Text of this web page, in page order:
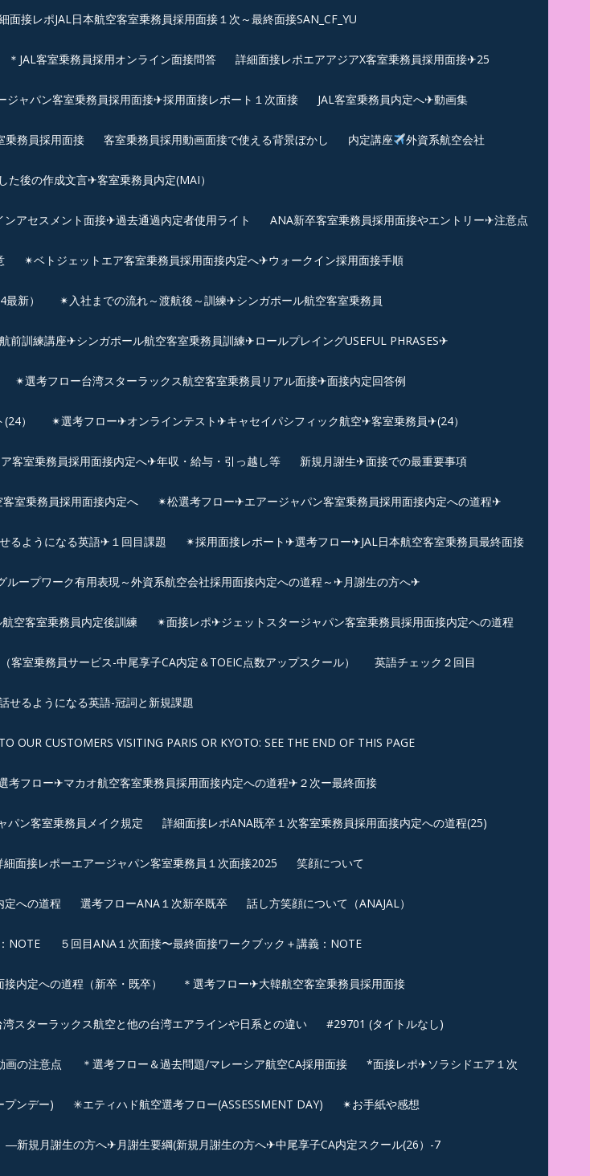
面接レポJAL日本航空客室乗務員採用面接１次～最終面接SAN_CF_YU
＊JAL客室乗務員採用オンライン面接問答 詳細面接レポエアアジアX客室乗務員採用面接✈25
ジャパン客室乗務員採用面接✈採用面接レポート１次面接 JAL客室乗務員内定へ✈動画集
乗務員採用面接 客室乗務員採用動画面接で使える背景ぼかし 内定講座 外資系航空会社
た後の作成文言✈客室乗務員内定(MAI）
アセスメント面接✈︎過去通過内定者使用ライト ANA新卒客室乗務員採用面接やエントリー✈注意点
✴︎ベトジェットエア客室乗務員採用面接内定へ✈︎ウォークイン採用面接手順
新） ✴︎入社までの流れ～渡航後～訓練✈シンガポール航空客室乗務員
前訓練講座✈シンガポール航空客室乗務員訓練✈ロールプレイングUSEFUL PHRASES✈
✴︎選考フロー台湾スターラックス航空客室乗務員リアル面接✈︎面接内定回答例
） ✴︎選考フロー✈オンラインテスト✈キャセイパシフィック航空✈︎客室乗務員✈(24）
客室乗務員採用面接内定へ✈年収・給与・引っ越し等 新規月謝生✈面接での最重要事項
室乗務員採用面接内定へ ✴︎松選考フロー✈︎エアージャパン客室乗務員採用面接内定への道程✈︎
るようになる英語✈１回目課題 ✴︎採用面接レポート✈︎選考フロー✈︎JAL日本航空客室乗務員最終面接
ループワーク有用表現～外資系航空会社採用面接内定への道程～✈月謝生の方へ✈
空客室乗務員内定後訓練 ✴︎面接レポ✈ジェットスタージャパン客室乗務員採用面接内定への道程
客室乗務員サービス-中尾享子CA内定＆TOEIC点数アップスクール） 英語チェック２回目
せるようになる英語-冠詞と新規課題
CUSTOMERS VISITING PARIS OR KYOTO: SEE THE END OF THIS PAGE
考フロー✈マカオ航空客室乗務員採用面接内定への道程✈２次ー最終面接
パン客室乗務員メイク規定 詳細面接レポANA既卒１次客室乗務員採用面接内定への道程(25)
細面接レポーエアージャパン客室乗務員１次面接2025 笑顔について
定への道程 選考フローANA１次新卒既卒 話し方笑顔について（ANAJAL）
NOTE ５回目ANA１次面接〜最終面接ワークブック＋講義：NOTE
内定への道程（新卒・既卒） ＊選考フロー✈大韓航空客室乗務員採用面接
スターラックス航空と他の台湾エアラインや日系との違い #29701 (タイトルなし)
画の注意点 ＊選考フロー＆過去問題/マレーシア航空CA採用面接 *面接レポ✈ソラシドエア１次
プンデー) ✳︎エティハド航空選考フロー(ASSESSMENT DAY) ✴︎お手紙や感想
―新規月謝生の方へ✈月謝生要綱(新規月謝生の方へ✈中尾享子CA内定スクール(26）-7